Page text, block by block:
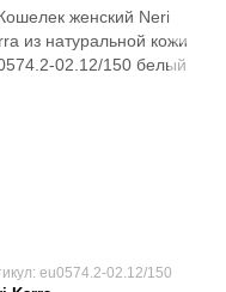
eu0574.2-02.12/150